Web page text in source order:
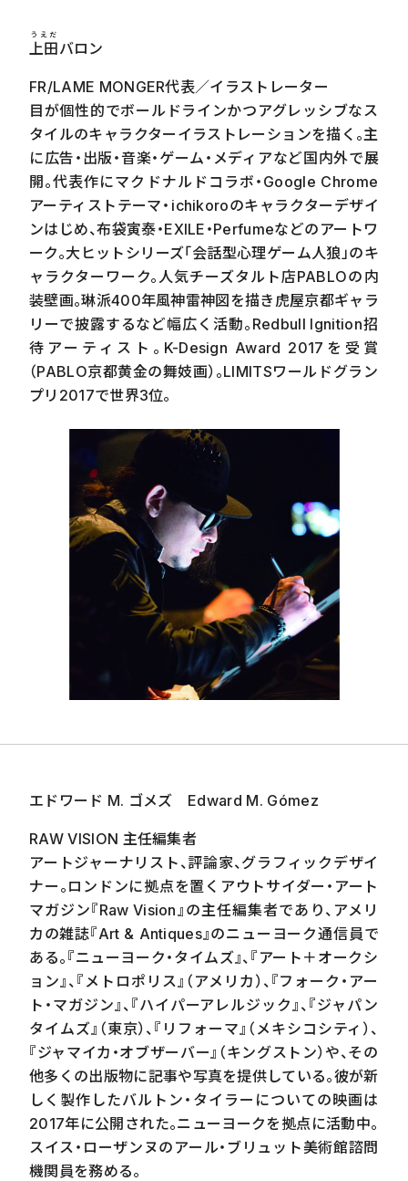
上田
うえだ
バロン
FR/LAME MONGER代表／イラストレーター
目が個性的でボールドラインかつアグレッシブなス
タイルのキャラクターイラストレーションを描く。主
に広告・出版・音楽・ゲーム・メディアなど国内外で展
開。代表作にマクドナルドコラボ・ Google Chrome
アーティストテーマ・ ichikoroのキャラクターデザイ
ンはじめ、布袋寅泰・EXILE ・Perfumeなどのアートワ
ーク。大ヒットシリーズ「会話型心理ゲーム人狼」のキ
ャラクターワーク。人気チーズタルト店PABLOの内
装壁画。琳派400年風神雷神図を描き虎屋京都ギャラ
リーで披露するなど幅広く活動。 Redbull Ignition招
待アーティスト。 K-Design Award 2017 を受賞
（PABLO京都黄金の舞妓画）。LIMITSワールドグラン
プリ 2017で世界3位。
エドワード M. ゴメズ Edward M. Gómez
RAW VISION 主任編集者
アートジャーナリスト、評論家、グラフィックデザイ
ナー。ロンドンに拠点を置くアウトサイダー・アート
マガジン『Raw Vision 』の主任編集者であり、アメリ
カの雑誌『Art & Antiques 』のニューヨーク通信員で
ある。『ニューヨーク・タイムズ』、『アート＋オークシ
ョン』、『メトロポリス』（アメリカ）、『フォーク・アー
ト・マガジン』、『ハイパーアレルジック』、『ジャパン
タイムズ』（東京）、『リフォーマ』（メキシコシティ）、
『ジャマイカ・オブザーバー』（キングストン）や、その
他多くの出版物に記事や写真を提供している。彼が新
しく製作したバルトン・タイラーについての映画は
2017年に公開された。ニューヨークを拠点に活動中。
スイス・ローザンヌのアール・ブリュット美術館諮問
機関員を務める。